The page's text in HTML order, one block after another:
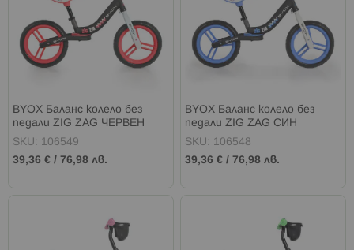
BYOX Баланс колело без
педали ZIG ZAG ЧЕРВЕН
SKU: 106549
39,36 € / 76,98 лв.
BYOX Баланс колело без
педали ZIG ZAG СИН
SKU: 106548
39,36 € /76,98 лв.